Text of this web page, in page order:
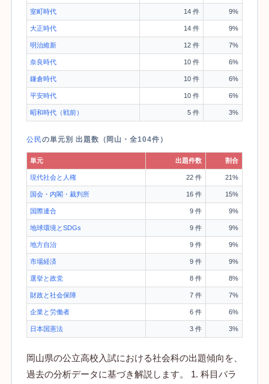
室町時代 14 件 9%
大正時代 14 件 9%
明治維新 12 件 7%
奈良時代 10 件 6%
鎌倉時代 10 件 6%
平安時代 10 件 6%
昭和時代（戦前） 5 件 3%
公民の単元別 出題数（岡山・全104件）
単元 出題件数 割合
現代社会と人権 22 件 21%
国会・内閣・裁判所 16 件 15%
国際連合 9 件 9%
地球環境とSDGs 9 件 9%
地方自治 9 件 9%
市場経済 9 件 9%
選挙と政党 8 件 8%
財政と社会保障 7 件 7%
企業と労働者 6 件 6%
日本国憲法 3 件 3%
岡山県の公立高校入試における社会科の出題傾向を、
過去の分析データに基づき解説します。 1. 科目バラ